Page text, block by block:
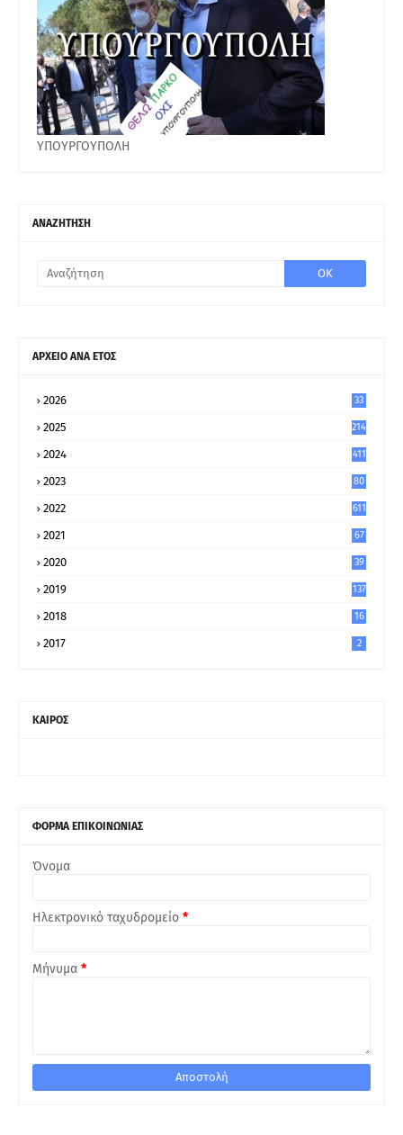
ΥΠΟΥΡΓΟΥΠΟΛΗ
ΑΝΑΖΗΤΗΣΗ
ΑΡΧΕΙΟ ΑΝΑ ΕΤΟΣ
2026 33
2025 214
2024 411
2023
80
2022 611
2021
67
2020
39
2019 137
2018 16
2017 2
ΚΑΙΡΟΣ
ΦΟΡΜΑ ΕΠΙΚΟΙΝΩΝΙΑΣ
Όνομα
Ηλεκτρονικό ταχυδρομείο *
Μήνυμα *